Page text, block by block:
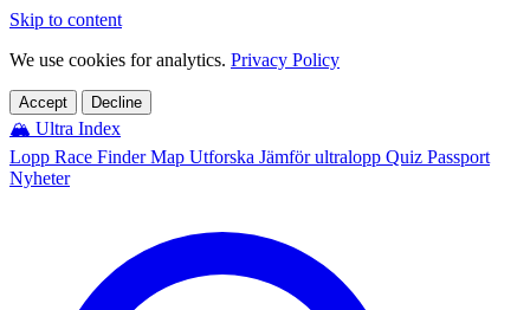
Skip to content
We use cookies for analytics. Privacy Policy
Accept Decline
🏔️ Ultra Index
Lopp Race FinderMap Utforska Jämför ultralopp Quiz Passport
Nyheter